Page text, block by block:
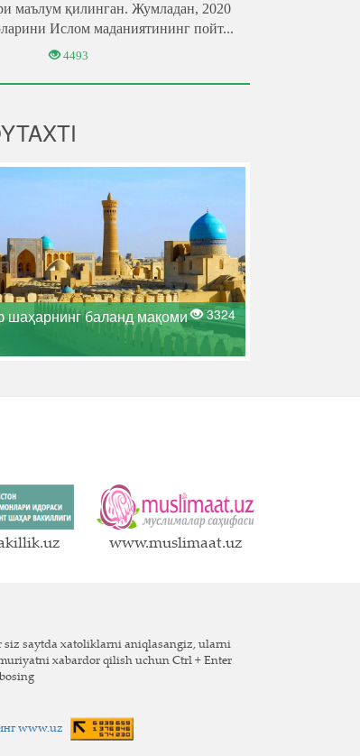
маълум қилинган. Жумладан, 2020
Ислом маданиятининг пойт...
4493
баланд мақоми 3324
www.muslimaat.uz
siz saytda xatoliklarni aniqlasangiz, ularni
xabardor qilish uchun Ctrl + Enter